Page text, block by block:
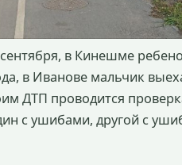
в Кинешме
в Иванове мальчик
ДТП проводится
с ушибами, другой с